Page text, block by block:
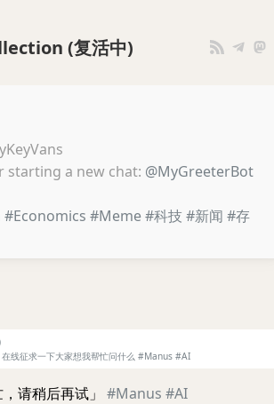
(复活中)
a new chat: @MyGreeterBot
#Economics #Meme#科技 #新闻 #存
线征求一下大家想我帮忙问什么 #Manus #AI
请稍后再试」 #Manus #AI